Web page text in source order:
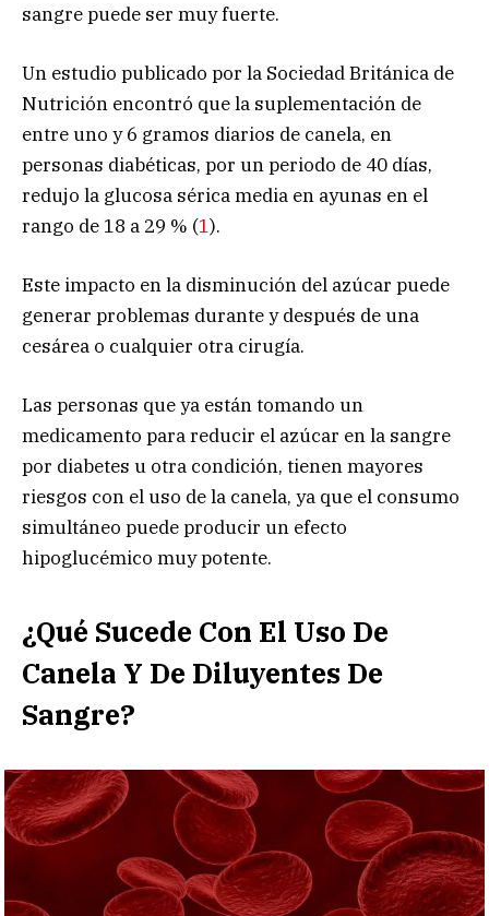
sangre puede ser muy fuerte.
Un estudio publicado por la Sociedad Británica de
Nutrición encontró que la suplementación de
entre uno y 6 gramos diarios de canela, en
personas diabéticas, por un periodo de 40 días,
redujo la glucosa sérica media en ayunas en el
rango de 18 a 29 % (1).
Este impacto en la disminución del azúcar puede
generar problemas durante y después de una
cesárea o cualquier otra cirugía.
Las personas que ya están tomando un
medicamento para reducir el azúcar en la sangre
por diabetes u otra condición, tienen mayores
riesgos con el uso de la canela, ya que el consumo
simultáneo puede producir un efecto
hipoglucémico muy potente.
¿Qué Sucede Con El Uso De
Canela Y De Diluyentes De
Sangre?